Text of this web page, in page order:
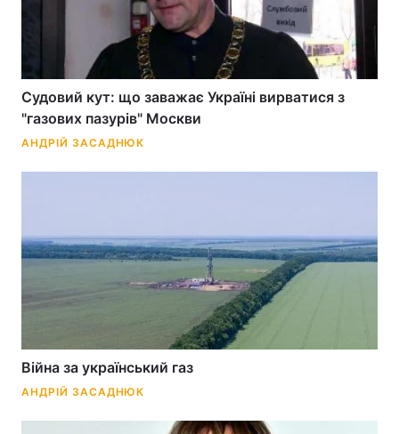
Судовий кут: що заважає Україні вирватися з
"газових пазурів" Москви
АНДРІЙ ЗАСАДНЮК
Війна за український газ
АНДРІЙ ЗАСАДНЮК